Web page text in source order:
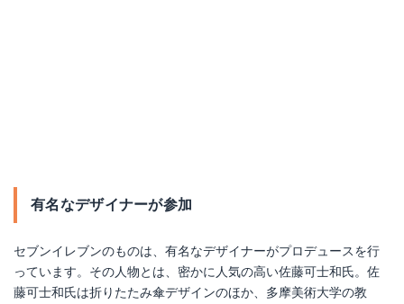
有名なデザイナーが参加
セブンイレブンのものは、有名なデザイナーがプロデュースを行
っています。その人物とは、密かに人気の高い佐藤可士和氏。佐
藤可士和氏は折りたたみ傘デザインのほか、多摩美術大学の教